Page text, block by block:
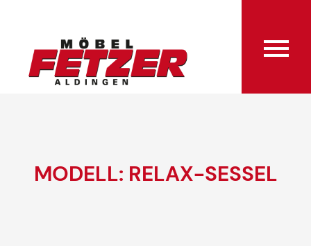
MODELL: RELAX-SESSEL